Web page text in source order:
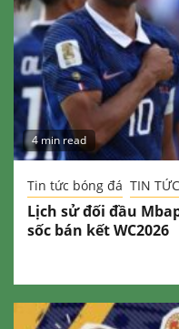
4 min read
Tin tức bóng đá TIN
Lịch sử đối đầu
sốc bán kết WC2026